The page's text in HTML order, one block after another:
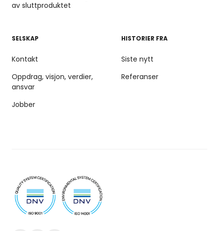
av sluttproduktet
SELSKAP
Kontakt
Oppdrag, visjon, verdier,
ansvar
Jobber
HISTORIER FRA
Siste nytt
Referanser